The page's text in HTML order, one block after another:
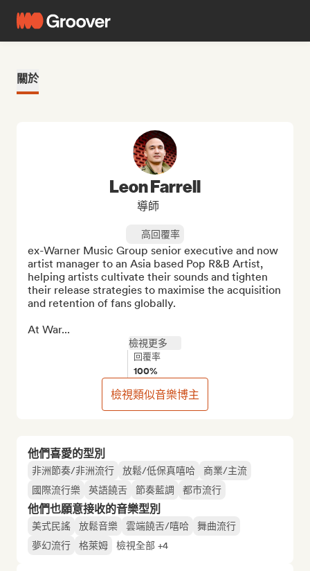
關於
他們喜愛的型別
非洲節奏/非洲流行 放鬆/低保真嘻哈
商業/主流
國際流行樂
英語饒舌 節奏藍調 都市流行
他們也願意接收的音樂型別
美式民謠 放鬆音樂 雲端饒舌/嘻哈
舞曲流行
夢幻流行
格萊姆 檢視全部 +4
Leon Farrell
導師
高回覆率
ex-Warner Music Group senior executive and now
artist manager to an Asia based Pop R&B Artist,
helping artists cultivate their sounds and tighten
their release strategies to maximise the acquisition
and retention of fans globally.
At War...
檢視更多
回覆率
100%
檢視類似音樂博主